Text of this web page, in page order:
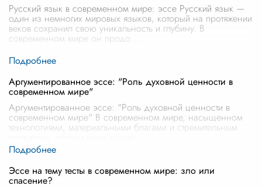
Русский язык в современном мире: эссе Русский язык —
один из немногих мировых языков, который на протяжении
веков сохранил свою уникальность и глубину. В
современном мире он продо
Аргументированное эссе: "Роль духовной ценности в
современном мире"
Аргументированное эссе: "Роль духовной ценности в
современном мире" В современном мире, насыщенном
технологиями, материальными благами и стремительным
Эссе на тему тесты в современном мире: зло или
спасение?